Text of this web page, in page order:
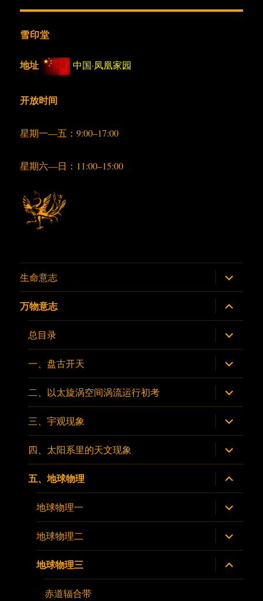
雪印堂
地址 中国·凤凰家园
开放时间
星期一—五：9:00–17:00
星期六—日：11:00–15:00
生命意志 展
开
子
菜
单
万物意志 展
开
子
菜
单
总目录 展
开
子
菜
单
一、盘古开天 展
开
子
菜
单
二、以太旋涡空间涡流运行初考 展
开
子
菜
单
三、宇观现象 展
开
子
菜
单
四、太阳系里的天文现象 展
开
子
菜
单
五、地球物理 展
开
子
菜
单
地球物理一 展
开
子
菜
单
地球物理二 展
开
子
菜
单
地球物理三 展
开
子
赤道辐合带